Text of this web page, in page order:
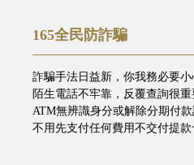
165全民防詐騙
詐騙手法日益新，你我務必要小
陌生電話不牢靠，反覆查詢很重
ATM無辨識身分或解除分期付
不用先支付任何費用不交付提